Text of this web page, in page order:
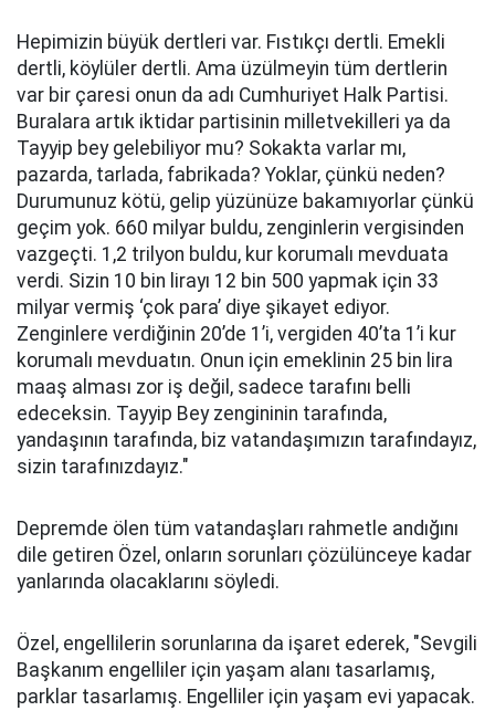
Hepimizin büyük dertleri var. Fıstıkçı dertli. Emekli
dertli, köylüler dertli. Ama üzülmeyin tüm dertlerin
var bir çaresi onun da adı Cumhuriyet Halk Partisi.
Buralara artık iktidar partisinin milletvekilleri ya da
Tayyip bey gelebiliyor mu? Sokakta varlar mı,
pazarda, tarlada, fabrikada? Yoklar, çünkü neden?
Durumunuz kötü, gelip yüzünüze bakamıyorlar çünkü
geçim yok. 660 milyar buldu, zenginlerin vergisinden
vazgeçti. 1,2 trilyon buldu, kur korumalı mevduata
verdi. Sizin 10 bin lirayı 12 bin 500 yapmak için 33
milyar vermiş ‘çok para’ diye şikayet ediyor.
Zenginlere verdiğinin 20’de 1’i, vergiden 40’ta 1’i kur
korumalı mevduatın. Onun için emeklinin 25 bin lira
maaş alması zor iş değil, sadece tarafını belli
edeceksin. Tayyip Bey zengininin tarafında,
yandaşının tarafında, biz vatandaşımızın tarafındayız,
sizin tarafınızdayız."
Depremde ölen tüm vatandaşları rahmetle andığını
dile getiren Özel, onların sorunları çözülünceye kadar
yanlarında olacaklarını söyledi.
Özel, engellilerin sorunlarına da işaret ederek, "Sevgili
Başkanım engelliler için yaşam alanı tasarlamış,
parklar tasarlamış. Engelliler için yaşam evi yapacak.